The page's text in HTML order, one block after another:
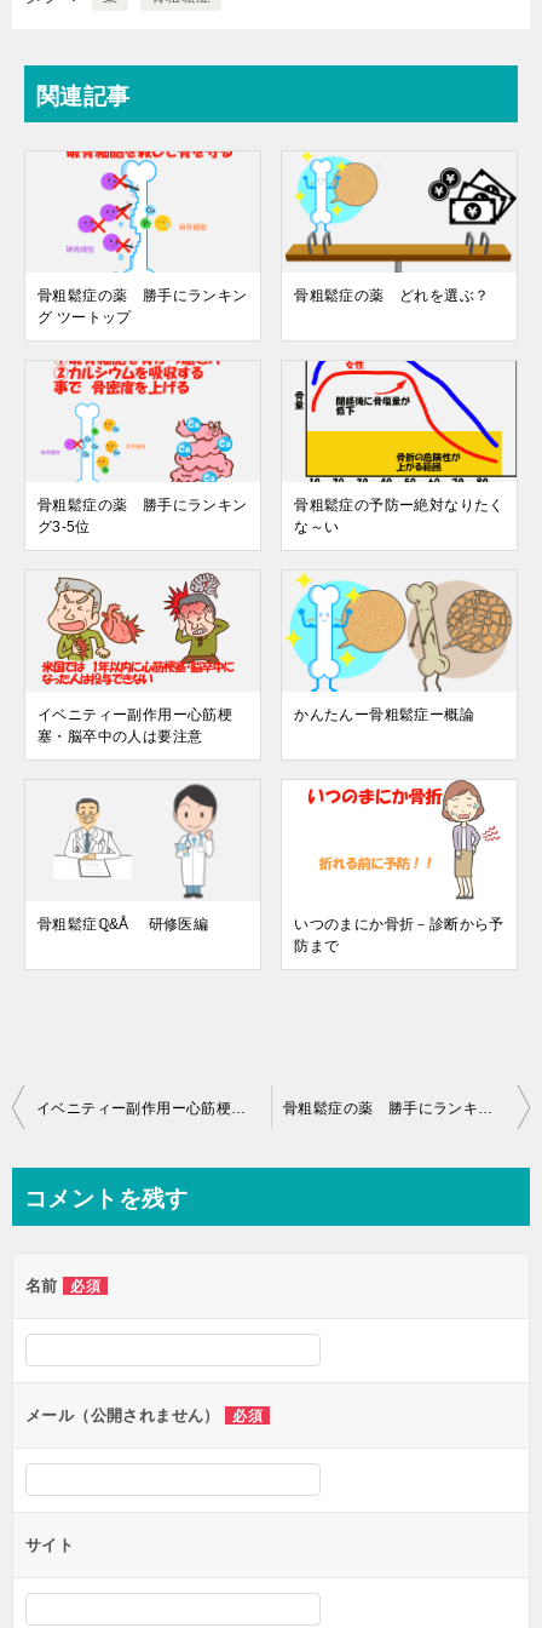
関連記事
骨粗鬆症の薬 勝手にランキン
グ ツートップ
骨粗鬆症の薬 どれを選ぶ？
骨粗鬆症の薬 勝手にランキン
グ3-5位
骨粗鬆症の予防ー絶対なりたく
な～い
イベニティー副作用ー心筋梗
塞・脳卒中の人は要注意
かんたんー骨粗鬆症ー概論
骨粗鬆症ℚ&Å 研修医編
いつのまにか骨折－診断から予
防まで
投
ビ
ー
シ
ョ
ン
コメントを残す
名前 必須
メール（公開されません） 必須
サイト